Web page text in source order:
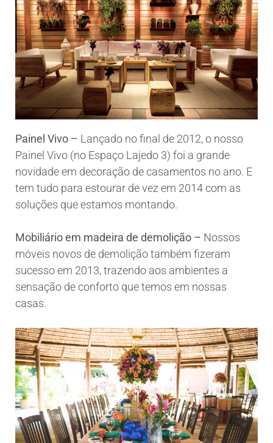
Painel Vivo – Lançado no final de 2012, o nosso
Painel Vivo (no Espaço Lajedo 3) foi a grande
novidade em decoração de casamentos no ano. E
tem tudo para estourar de vez em 2014 com as
soluções que estamos montando.
Mobiliário em madeira de demolição – Nossos
móveis novos de demolição também fizeram
sucesso em 2013, trazendo aos ambientes a
sensação de conforto que temos em nossas
casas.